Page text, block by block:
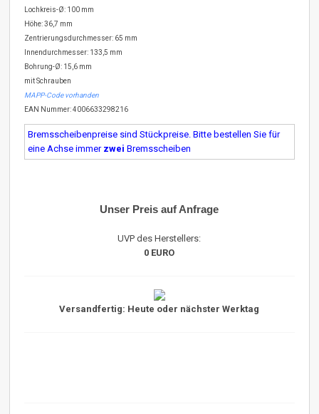
Lochkreis-Ø: 100 mm
Höhe: 36,7 mm
Zentrierungsdurchmesser: 65 mm
Innendurchmesser: 133,5 mm
Bohrung-Ø: 15,6 mm
mit Schrauben
MAPP-Code vorhanden
EAN Nummer: 4006633298216
Bremsscheibenpreise sind Stückpreise. Bitte bestellen Sie für
eine Achse immer zwei Bremsscheiben
Unser Preis auf Anfrage
UVP des Herstellers:
0 EURO
Versandfertig: Heute oder nächster Werktag